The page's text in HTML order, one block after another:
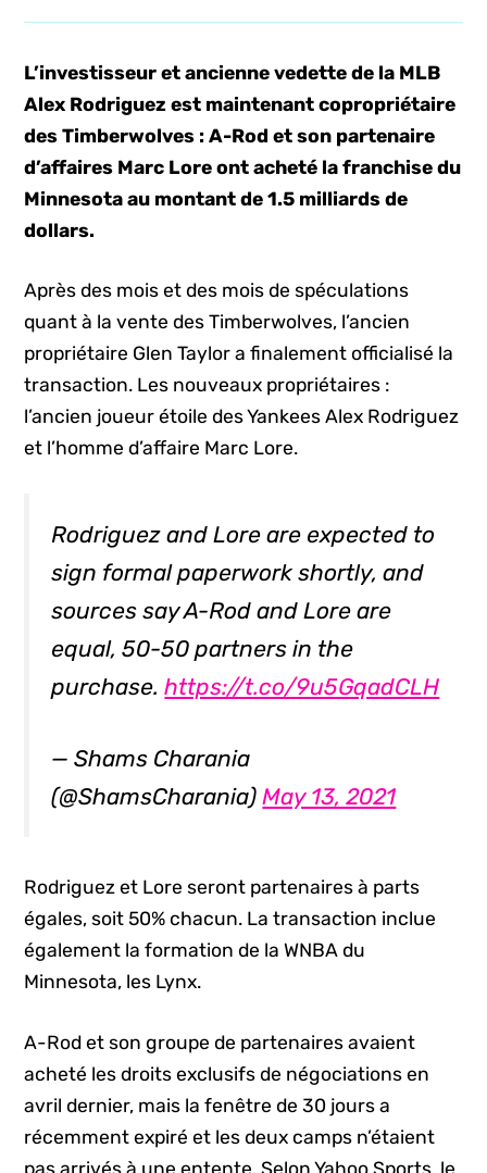
L’investisseur et ancienne vedette de la MLB
Alex Rodriguez est maintenant copropriétaire
des Timberwolves : A-Rod et son partenaire
d’affaires Marc Lore ont acheté la franchise du
Minnesota au montant de 1.5 milliards de
dollars.
Après des mois et des mois de spéculations
quant à la vente des Timberwolves, l’ancien
propriétaire Glen Taylor a finalement officialisé la
transaction. Les nouveaux propriétaires :
l’ancien joueur étoile des Yankees Alex Rodriguez
et l’homme d’affaire Marc Lore.
Rodriguez and Lore are expected to
sign formal paperwork shortly, and
sources say A-Rod and Lore are
equal, 50-50 partners in the
purchase.https://t.co/9u5GqadCLH
— Shams Charania
(@ShamsCharania)May 13, 2021
Rodriguez et Lore seront partenaires à parts
égales, soit 50% chacun. La transaction inclue
également la formation de la WNBA du
Minnesota, les Lynx.
A-Rod et son groupe de partenaires avaient
acheté les droits exclusifs de négociations en
avril dernier, mais la fenêtre de 30 jours a
récemment expiré et les deux camps n’étaient
pas arrivés à une entente. Selon Yahoo Sports, le